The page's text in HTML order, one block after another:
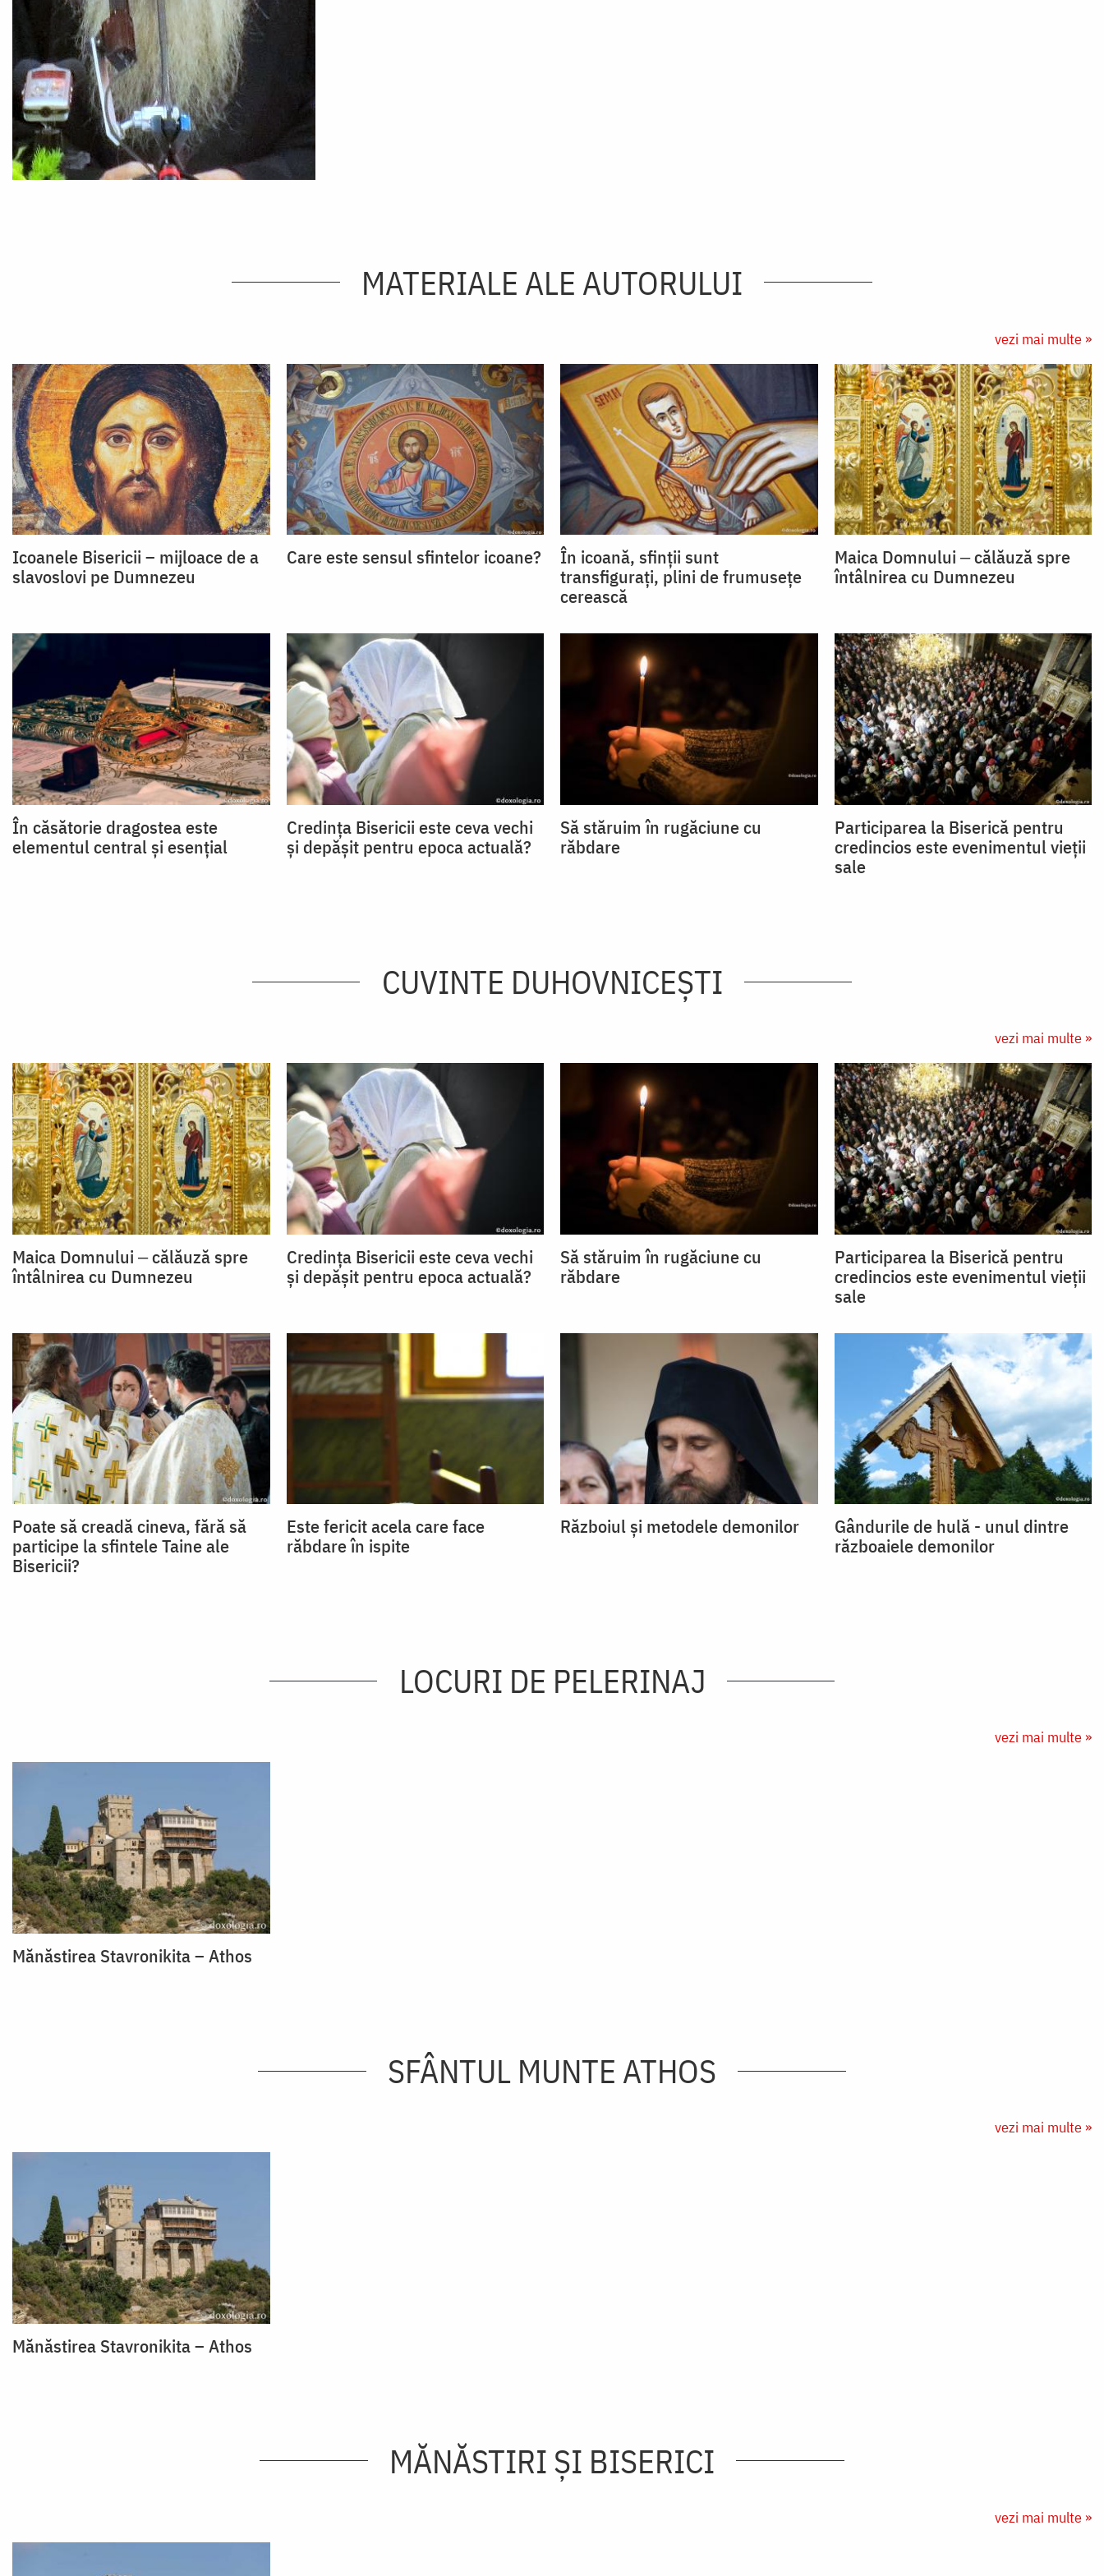
MATERIALE ALE AUTORULUI
vezi mai multe »
Icoanele Bisericii – mijloace de a
slavoslovi pe Dumnezeu
Care este sensul sfintelor icoane?
În icoană, sfinții sunt
transfigurați, plini de frumusețe
cerească
Maica Domnului ‒ călăuză spre
întâlnirea cu Dumnezeu
În căsătorie dragostea este
elementul central și esențial
Credința Bisericii este ceva vechi
și depășit pentru epoca actuală?
Să stăruim în rugăciune cu
răbdare
Participarea la Biserică pentru
credincios este evenimentul vieții
sale
CUVINTE DUHOVNICEȘTI
vezi mai multe »
Maica Domnului ‒ călăuză spre
întâlnirea cu Dumnezeu
Credința Bisericii este ceva vechi
și depășit pentru epoca actuală?
Să stăruim în rugăciune cu
răbdare
Participarea la Biserică pentru
credincios este evenimentul vieții
sale
Poate să creadă cineva, fără să
participe la sfintele Taine ale
Bisericii?
Este fericit acela care face
răbdare în ispite
Războiul și metodele demonilor
Gândurile de hulă - unul dintre
războaiele demonilor
LOCURI DE PELERINAJ
vezi mai multe »
Mănăstirea Stavronikita – Athos
SFÂNTUL MUNTE ATHOS
vezi mai multe »
Mănăstirea Stavronikita – Athos
MĂNĂSTIRI ȘI BISERICI
vezi mai multe »